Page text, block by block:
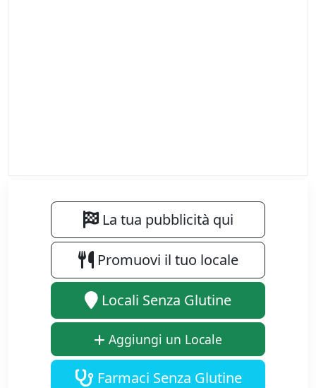
La tua pubblicità qui
Promuovi il tuo locale
Locali Senza Glutine
Aggiungi un Locale
Farmaci Senza Glutine